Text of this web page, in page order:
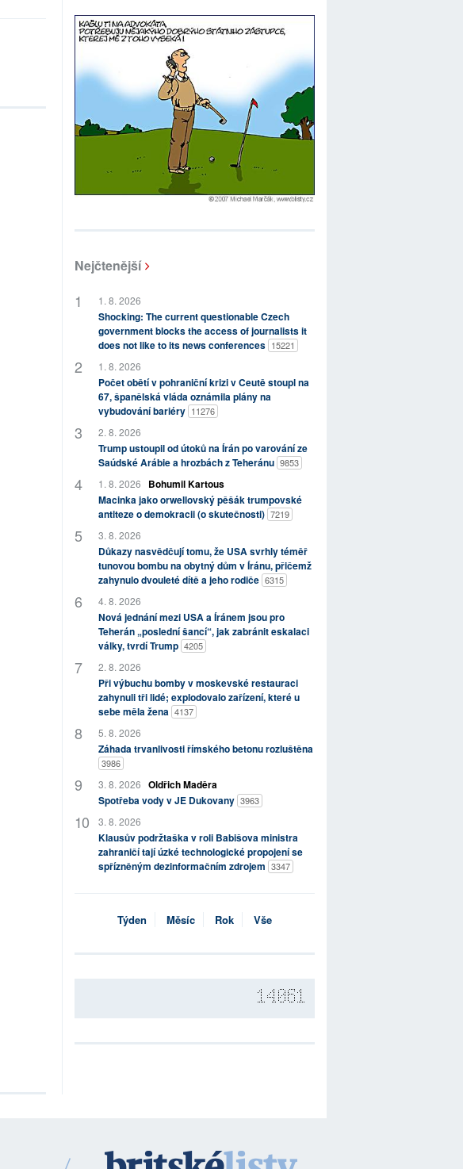
Nejčtenější
1. 8. 2026
Shocking: The current questionable Czech
government blocks the access of journalists it
does not like to its news conferences 15221
1. 8. 2026
Počet obětí v pohraniční krizi v Ceutě stoupl na
67, španělská vláda oznámila plány na
vybudování bariéry 11276
2. 8. 2026
Trump ustoupil od útoků na Írán po varování ze
Saúdské Arábie a hrozbách z Teheránu 9853
1. 8. 2026
Bohumil Kartous
Macinka jako orwellovský pěšák trumpovské
antiteze o demokracii (o skutečnosti) 7219
3. 8. 2026
Důkazy nasvědčují tomu, že USA svrhly téměř
tunovou bombu na obytný dům v Íránu, přičemž
zahynulo dvouleté dítě a jeho rodiče 6315
4. 8. 2026
Nová jednání mezi USA a Íránem jsou pro
Teherán „poslední šancí“, jak zabránit eskalaci
války, tvrdí Trump 4205
2. 8. 2026
Při výbuchu bomby v moskevské restauraci
zahynuli tři lidé; explodovalo zařízení, které u
sebe měla žena 4137
5. 8. 2026
Záhada trvanlivosti římského betonu rozluštěna
3986
3. 8. 2026 Oldřich Maděra
Spotřeba vody v JE Dukovany 3963
3. 8. 2026
Klausův podržtaška v roli Babišova ministra
zahraničí tají úzké technologické propojení se
spřízněným dezinformačním zdrojem 3347
Týden Měsíc Rok Vše
14061